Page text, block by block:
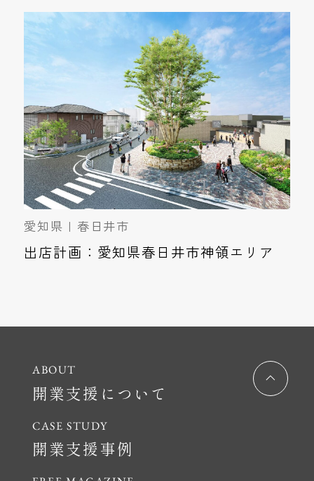
愛知県 | 春日井市
出店計画：愛知県春日井市神領エリア
開業支援について
開業支援事例